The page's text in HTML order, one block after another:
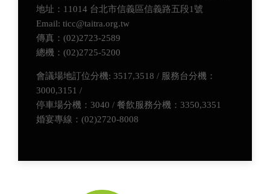
地址：11014 台北市信義區信義路五段1號
Email: ticc@taitra.org.tw
傳真：(02)2723-2589
總機：(02)2725-5200
會議場地訂位分機: 3517,3518 / 服務台分機：
3000,3151 /
停車場分機：3040 / 餐飲服務分機：3350,3351
婚宴專線：(02)2720-8008